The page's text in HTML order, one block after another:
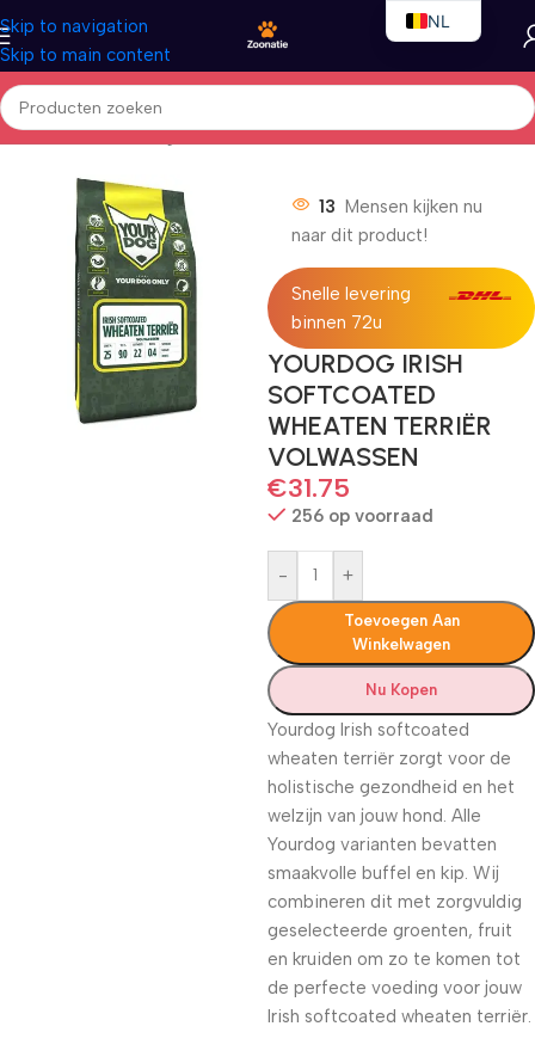
Skip to navigation
Skip to main content
Home/Honden/Droogvoer
13 Mensen kijken nu
naar dit product!
Snelle levering
binnen 72u
YOURDOG IRISH
SOFTCOATED
WHEATEN TERRIËR
VOLWASSEN
€31.75
256 op voorraad
- +
Toevoegen Aan
Winkelwagen
Nu Kopen
Yourdog Irish softcoated
wheaten terriër zorgt voor de
holistische gezondheid en het
welzijn van jouw hond. Alle
Yourdog varianten bevatten
smaakvolle buffel en kip. Wij
combineren dit met zorgvuldig
geselecteerde groenten, fruit
en kruiden om zo te komen tot
de perfecte voeding voor jouw
Irish softcoated wheaten terriër.
NL